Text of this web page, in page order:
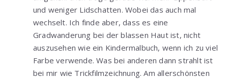
und weniger Lidschatten. Wobei das auch mal
wechselt. Ich finde aber, dass es eine
Gradwanderung bei der blassen Haut ist, nicht
auszusehen wie ein Kindermalbuch, wenn ich zu viel
Farbe verwende. Was bei anderen dann strahlt ist
bei mir wie Trickfilmzeichnung. Am allerschönsten